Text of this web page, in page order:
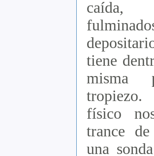
tiene
misma
tropiezo.
físico
trance
una